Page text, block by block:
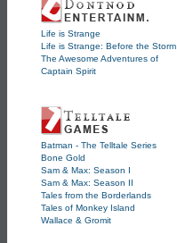
Life is Strange
Life is Strange: Before the Storm
The Awesome Adventures of
Captain Spirit
Batman - The Telltale Series
Bone Gold
Sam & Max: Season I
Sam & Max: Season II
Tales from the Borderlands
Tales of Monkey Island
Wallace & Gromit